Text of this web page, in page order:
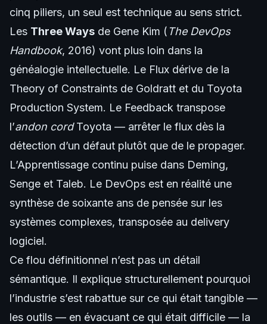
cinq piliers, un seul est technique au sens strict.
Les Three Ways de Gene Kim ( The DevOps
Handbook, 2016) vont plus loin dans la
généalogie intellectuelle. Le Flux dérive de la
Theory of Constraints de Goldratt et du Toyota
Production System. Le Feedback transpose
l’andon cordToyota — arrêter le flux dès la
détection d’un défaut plutôt que de le propager.
L’Apprentissage continu puise dans Deming,
Senge et Taleb. Le DevOps est en réalité une
synthèse de soixante ans de pensée sur les
systèmes complexes, transposée au delivery
logiciel.
Ce flou définitionnel n’est pas un détail
sémantique. Il explique structurellement pourquoi
l’industrie s’est rabattue sur ce qui était tangible —
les outils — en évacuant ce qui était difficile — la